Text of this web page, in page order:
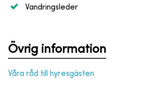
Vandringsleder
Övrig information
Våra råd till hyresgästen